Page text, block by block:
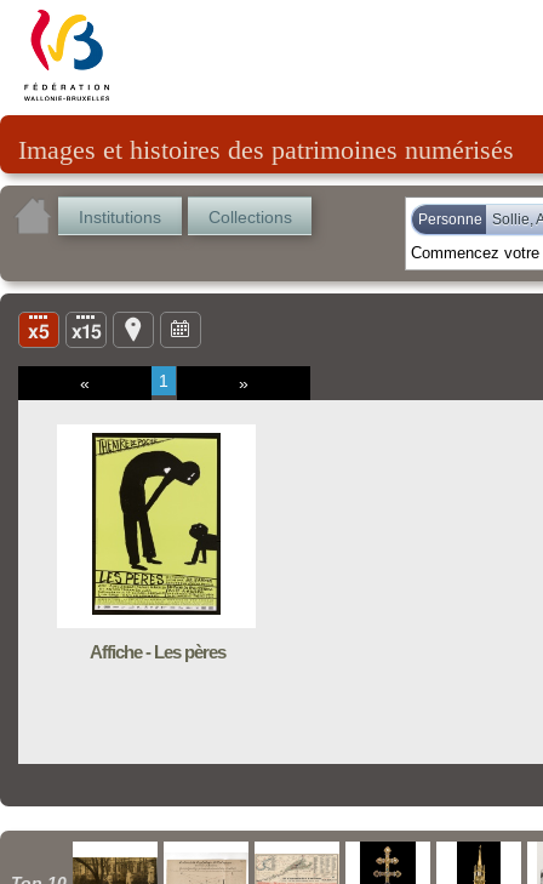
Images et histoires des patrimoines numérisés
Institutions Collections Personne Sollie,
« 1 »
Affiche - Les pères